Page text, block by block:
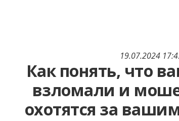
19.07.2024
Как понять, что
взломали и
охотятся за